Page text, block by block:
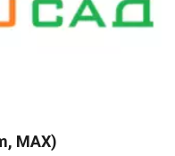
MAX)